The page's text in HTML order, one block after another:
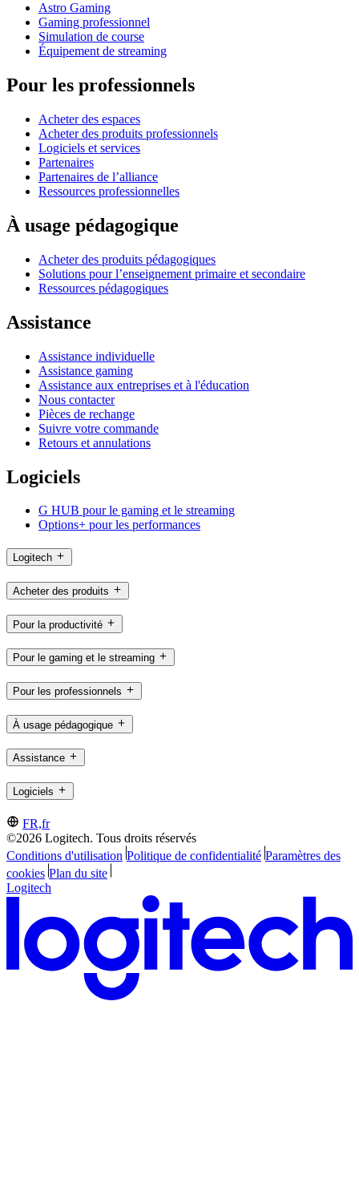
Astro Gaming
Gaming professionnel
Simulation de course
Équipement de streaming
Pour les professionnels
Acheter des espaces
Acheter des produits professionnels
Logiciels et services
Partenaires
Partenaires de l’alliance
Ressources professionnelles
À usage pédagogique
Acheter des produits pédagogiques
Solutions pour l’enseignement primaire et secondaire
Ressources pédagogiques
Assistance
Assistance individuelle
Assistance gaming
Assistance aux entreprises et à l'éducation
Nous contacter
Pièces de rechange
Suivre votre commande
Retours et annulations
Logiciels
G HUB pour le gaming et le streaming
Options+ pour les performances
Logitech
Acheter des produits
Pour la productivité
Pour le gaming et le streaming
Pour les professionnels
À usage pédagogique
Assistance
Logiciels
FR,fr
©2026 Logitech. Tous droits réservés
Conditions d'utilisation Politique de confidentialité Paramètres des
cookies Plan du site
Logitech